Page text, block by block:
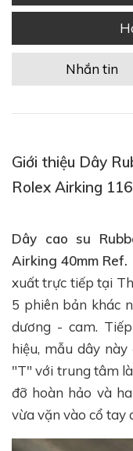
Nhắn tin
Giới thiệu Dây
Rolex Airking
Dây cao su
Airking 40mm Ref.
xuất trực tiếp tại
5 phiên bản khác
dương - cam.
hiệu, mẫu dây
"T" với trung tâm
đỡ hoàn hảo và
vừa vặn vào cổ tay